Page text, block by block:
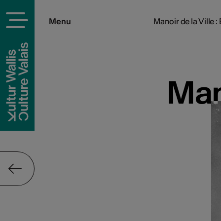
Menu Manoir de la Ville :